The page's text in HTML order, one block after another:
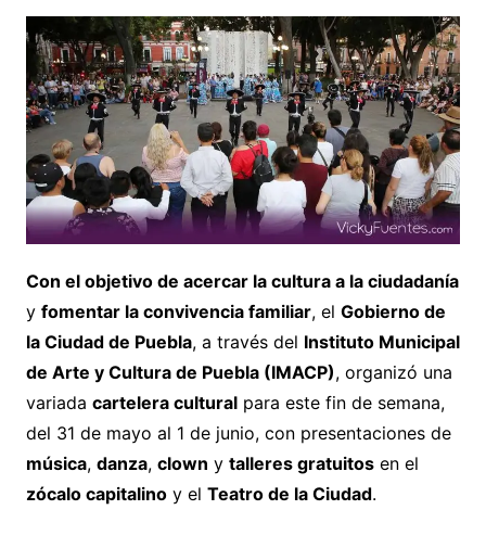
Con el objetivo de acercar la cultura a la ciudadanía
y fomentar la convivencia familiar, el Gobierno de
la Ciudad de Puebla, a través del Instituto Municipal
de Arte y Cultura de Puebla (IMACP), organizó una
variada cartelera culturalpara este fin de semana,
del 31 de mayo al 1 de junio, con presentaciones de
música, danza, clown y talleres gratuitosen el
zócalo capitalinoy el Teatro de la Ciudad.